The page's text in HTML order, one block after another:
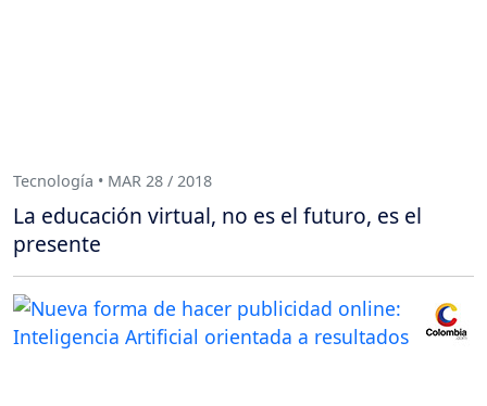
Tecnología • MAR 28 / 2018
La educación virtual, no es el futuro, es el
presente